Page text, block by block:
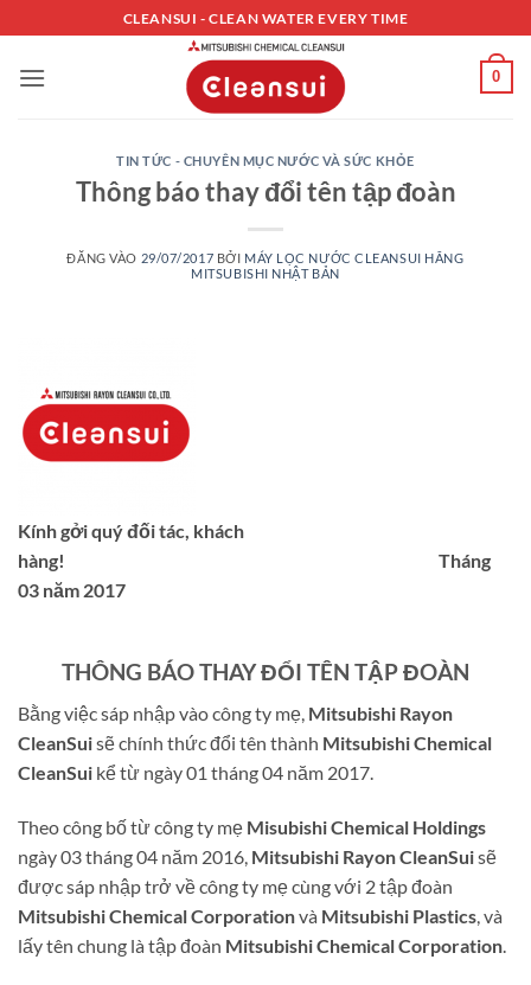
qua
nội
CLEANSUI - CLEAN WATER EVERY TIME
0
TIN TỨC - CHUYÊN MỤC NƯỚC VÀ SỨC KHỎE
Thông báo thay đổi tên tập đoàn
ĐĂNG VÀO 29/07/2017 BỞI MÁY LỌC NƯỚC CLEANSUI HÃNG
MITSUBISHI NHẬT BẢN
Kính gởi quý đối tác, khách
hàng!
Tháng
03 năm 2017
THÔNG BÁO THAY ĐỔI TÊN TẬP ĐOÀN
Bằng việc sáp nhập vào công ty mẹ, Mitsubishi Rayon
CleanSuisẽ chính thức đổi tên thành Mitsubishi Chemical
CleanSui kể từ ngày 01 tháng 04 năm 2017.
Theo công bố từ công ty mẹ Misubishi Chemical Holdings
ngày 03 tháng 04 năm 2016, Mitsubishi Rayon CleanSuisẽ
được sáp nhập trở về công ty mẹ cùng với 2 tập đoàn
Mitsubishi Chemical Corporationvà Mitsubishi Plastics , và
lấy tên chung là tập đoàn Mitsubishi Chemical Corporation